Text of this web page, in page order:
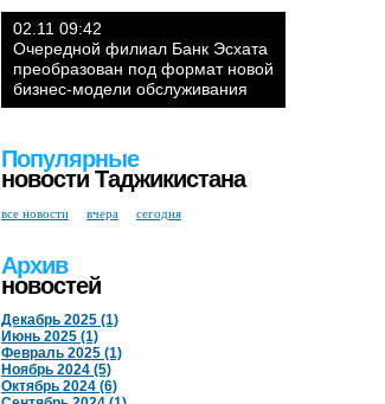
02.11 09:42
Очередной филиал Банк Эсхата
преобразован под формат новой
бизнес-модели обслуживания
Популярные
новости Таджикистана
все новости вчера сегодня
Архив
новостей
Декабрь 2025 (1)
Июнь 2025 (1)
Февраль 2025 (1)
Ноябрь 2024 (5)
Октябрь 2024 (6)